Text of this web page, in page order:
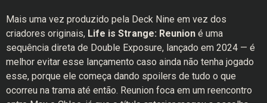
Mais uma vez produzido pela Deck Nine em vez dos
criadores originais, Life is Strange: Reunion é uma
sequência direta de Double Exposure, lançado em 2024 — é
melhor evitar esse lançamento caso ainda não tenha jogado
esse, porque ele começa dando spoilers de tudo o que
ocorreu na trama até então. Reunion foca em um reencontro